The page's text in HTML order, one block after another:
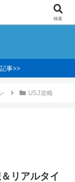
事>>
USJ攻略
リアルタイ
検索